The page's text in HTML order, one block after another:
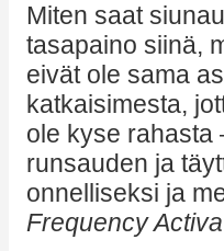
Miten saat
tasapaino siinä,
eivät ole sama
katkaisimesta,
ole kyse rahasta
runsauden ja
onnelliseksi ja
Frequency